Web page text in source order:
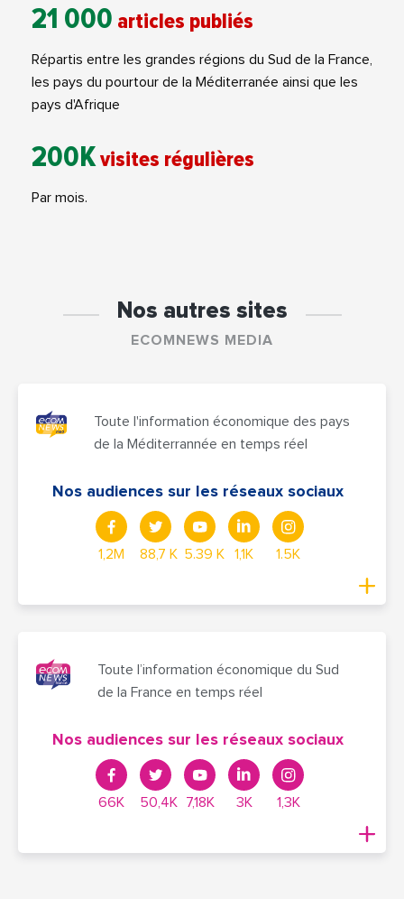
21 000 articles publiés
Répartis entre les grandes régions du Sud de la France,
les pays du pourtour de la Méditerranée ainsi que les
pays d'Afrique
200Kvisites régulières
Par mois.
Nos autres sites
ECOMNEWS MEDIA
Toute l'information économique des pays
de la Méditerrannée en temps réel
Nos audiences sur les réseaux sociaux
1,2M 88,7 K 5.39 K 1,1K 1.5K
Toute l’information économique du Sud
de la France en temps réel
Nos audiences sur les réseaux sociaux
66K 50,4K 7,18K 3K 1,3K